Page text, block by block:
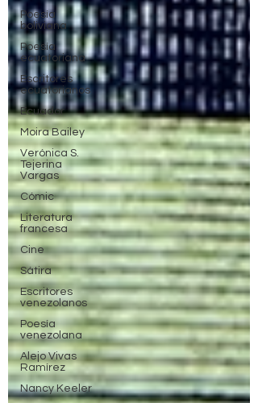
Poesía
boliviana
Poesía
ecuatoriana
Escritores
ecuatorianos
Ecuador
Moira Bailey
Verónica S.
Tejerina
Vargas
Cómic
Literatura
francesa
Cine
Sátira
Escritores
venezolanos
Poesía
venezolana
Alejo Vivas
Ramírez
Nancy Keeler